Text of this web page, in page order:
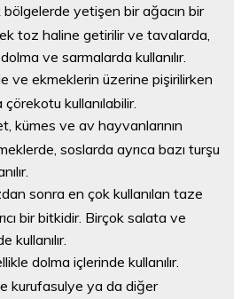
bölgelerde yetişen bir ağacın bir
toz haline getirilir ve tavalarda,
ve sarmalarda kullanılır.
ve ekmeklerin üzerine pişirilirken
kullanılabilir.
kümes ve av hayvanlarının
soslarda ayrıca bazı turşu
sonra en çok kullanılan taze
bir bitkidir. Birçok salata ve
kullanılır.
dolma içlerinde kullanılır.
kurufasulye ya da diğer